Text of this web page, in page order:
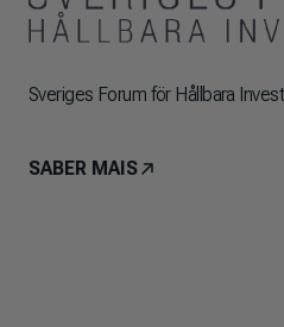
Sveriges Forum för Hållbara
SABER MAIS